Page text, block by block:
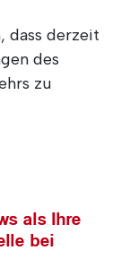
dass derzeit
des
zu
als Ihre
bei